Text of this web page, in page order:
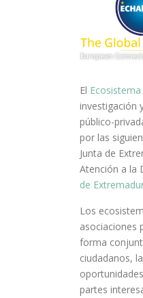
El
investigación
público-
por las
Junta de
Atención a la
de
Los
asociaciones
forma
ciudadanos,
partes